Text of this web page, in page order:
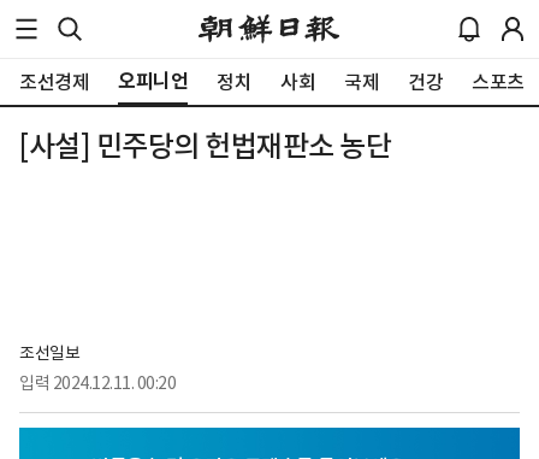
조선경제 오피니언 정치 사회 국제 건강 스포츠
[사설] 민주당의 헌법재판소 농단
조선일보
입력 2024.12.11. 00:20